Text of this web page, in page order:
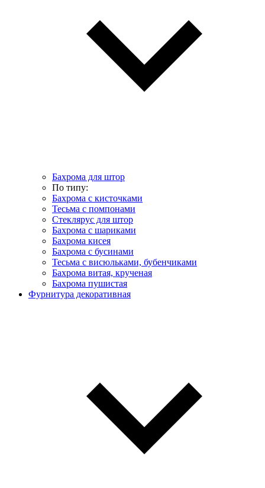
Бахрома для штор
По типу:
Бахрома с кисточками
Тесьма с помпонами
Стеклярус для штор
Бахрома с шариками
Бахрома кисея
Бахрома с бусинами
Тесьма с висюльками, бубенчиками
Бахрома витая, крученая
Бахрома пушистая
Фурнитура декоративная